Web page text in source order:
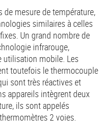
mesure de température,
similaires à celles
Un grand nombre de
infrarouge,
utilisation mobile. Les
toutefois le thermocouple
sont très réactives et
appareils intègrent deux
ils sont appelés
2 voies.